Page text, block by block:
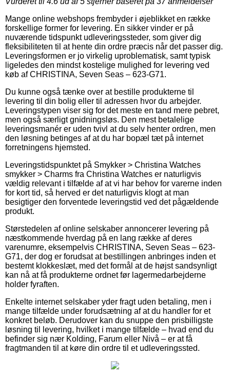
Mange online webshops frembyder i øjeblikket en række
forskellige former for levering. En sikker vinder er på
nuværende tidspunkt udleveringssteder, som giver dig
fleksibiliteten til at hente din ordre præcis når det passer dig.
Leveringsformen er jo virkelig uproblematisk, samt typisk
ligeledes den mindst kostelige mulighed for levering ved
køb af CHRISTINA, Seven Seas – 623-G71.
Du kunne også tænke over at bestille produkterne til
levering til din bolig eller til adressen hvor du arbejder.
Leveringstypen viser sig for det meste en tand mere pebret,
men også særligt gnidningsløs. Den mest betalelige
leveringsmanér er uden tvivl at du selv henter ordren, men
den løsning betinges af at du har bopæl tæt på internet
forretningens hjemsted.
Leveringstidspunktet på Smykker > Christina Watches
smykker > Charms fra Christina Watches er naturligvis
vældig relevant i tilfælde af at vi har behov for varerne inden
for kort tid, så herved er det naturligvis klogt at man
besigtiger den forventede leveringstid ved det pågældende
produkt.
Størstedelen af online selskaber annoncerer levering på
næstkommende hverdag på en lang række af deres
varenumre, eksempelvis CHRISTINA, Seven Seas – 623-
G71, der dog er forudsat at bestillingen anbringes inden et
bestemt klokkeslæt, med det formål at de højst sandsynligt
kan nå at få produkterne ordnet før lagermedarbejderne
holder fyraften.
Enkelte internet selskaber yder fragt uden betaling, men i
mange tilfælde under forudsætning af at du handler for et
konkret beløb. Derudover kan du snuppe den prisbilligste
løsning til levering, hvilket i mange tilfælde – hvad end du
befinder sig nær Kolding, Farum eller Nivå – er at få
fragtmanden til at køre din ordre til et udleveringssted.